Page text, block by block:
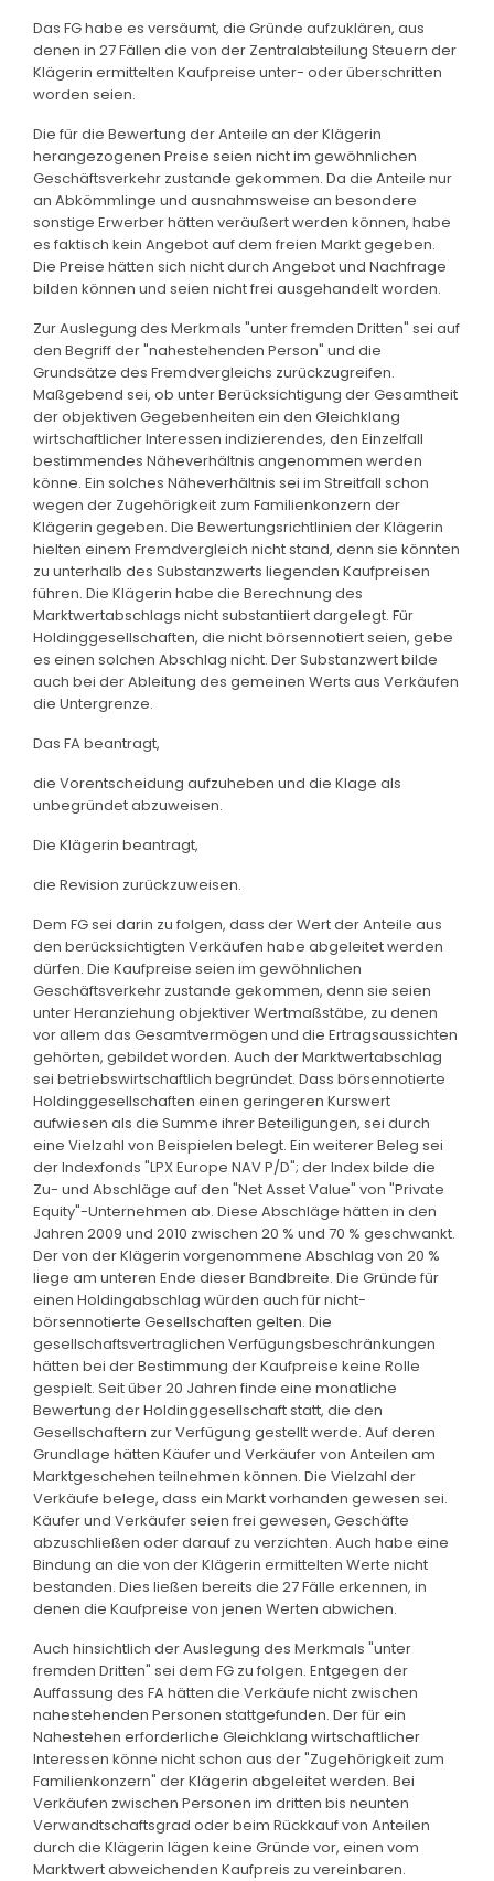
Das FG habe es versäumt, die Gründe aufzuklären, aus
denen in 27 Fällen die von der Zentralabteilung Steuern der
Klägerin ermittelten Kaufpreise unter- oder überschritten
worden seien.
Die für die Bewertung der Anteile an der Klägerin
herangezogenen Preise seien nicht im gewöhnlichen
Geschäftsverkehr zustande gekommen. Da die Anteile nur
an Abkömmlinge und ausnahmsweise an besondere
sonstige Erwerber hätten veräußert werden können, habe
es faktisch kein Angebot auf dem freien Markt gegeben.
Die Preise hätten sich nicht durch Angebot und Nachfrage
bilden können und seien nicht frei ausgehandelt worden.
Zur Auslegung des Merkmals "unter fremden Dritten" sei auf
den Begriff der "nahestehenden Person" und die
Grundsätze des Fremdvergleichs zurückzugreifen.
Maßgebend sei, ob unter Berücksichtigung der Gesamtheit
der objektiven Gegebenheiten ein den Gleichklang
wirtschaftlicher Interessen indizierendes, den Einzelfall
bestimmendes Näheverhältnis angenommen werden
könne. Ein solches Näheverhältnis sei im Streitfall schon
wegen der Zugehörigkeit zum Familienkonzern der
Klägerin gegeben. Die Bewertungsrichtlinien der Klägerin
hielten einem Fremdvergleich nicht stand, denn sie könnten
zu unterhalb des Substanzwerts liegenden Kaufpreisen
führen. Die Klägerin habe die Berechnung des
Marktwertabschlags nicht substantiiert dargelegt. Für
Holdinggesellschaften, die nicht börsennotiert seien, gebe
es einen solchen Abschlag nicht. Der Substanzwert bilde
auch bei der Ableitung des gemeinen Werts aus Verkäufen
die Untergrenze.
Das FA beantragt,
die Vorentscheidung aufzuheben und die Klage als
unbegründet abzuweisen.
Die Klägerin beantragt,
die Revision zurückzuweisen.
Dem FG sei darin zu folgen, dass der Wert der Anteile aus
den berücksichtigten Verkäufen habe abgeleitet werden
dürfen. Die Kaufpreise seien im gewöhnlichen
Geschäftsverkehr zustande gekommen, denn sie seien
unter Heranziehung objektiver Wertmaßstäbe, zu denen
vor allem das Gesamtvermögen und die Ertragsaussichten
gehörten, gebildet worden. Auch der Marktwertabschlag
sei betriebswirtschaftlich begründet. Dass börsennotierte
Holdinggesellschaften einen geringeren Kurswert
aufwiesen als die Summe ihrer Beteiligungen, sei durch
eine Vielzahl von Beispielen belegt. Ein weiterer Beleg sei
der Indexfonds "LPX Europe NAV P/D"; der Index bilde die
Zu- und Abschläge auf den "Net Asset Value" von "Private
Equity"-Unternehmen ab. Diese Abschläge hätten in den
Jahren 2009 und 2010 zwischen 20 % und 70 % geschwankt.
Der von der Klägerin vorgenommene Abschlag von 20 %
liege am unteren Ende dieser Bandbreite. Die Gründe für
einen Holdingabschlag würden auch für nicht-
börsennotierte Gesellschaften gelten. Die
gesellschaftsvertraglichen Verfügungsbeschränkungen
hätten bei der Bestimmung der Kaufpreise keine Rolle
gespielt. Seit über 20 Jahren finde eine monatliche
Bewertung der Holdinggesellschaft statt, die den
Gesellschaftern zur Verfügung gestellt werde. Auf deren
Grundlage hätten Käufer und Verkäufer von Anteilen am
Marktgeschehen teilnehmen können. Die Vielzahl der
Verkäufe belege, dass ein Markt vorhanden gewesen sei.
Käufer und Verkäufer seien frei gewesen, Geschäfte
abzuschließen oder darauf zu verzichten. Auch habe eine
Bindung an die von der Klägerin ermittelten Werte nicht
bestanden. Dies ließen bereits die 27 Fälle erkennen, in
denen die Kaufpreise von jenen Werten abwichen.
Auch hinsichtlich der Auslegung des Merkmals "unter
fremden Dritten" sei dem FG zu folgen. Entgegen der
Auffassung des FA hätten die Verkäufe nicht zwischen
nahestehenden Personen stattgefunden. Der für ein
Nahestehen erforderliche Gleichklang wirtschaftlicher
Interessen könne nicht schon aus der "Zugehörigkeit zum
Familienkonzern" der Klägerin abgeleitet werden. Bei
Verkäufen zwischen Personen im dritten bis neunten
Verwandtschaftsgrad oder beim Rückkauf von Anteilen
durch die Klägerin lägen keine Gründe vor, einen vom
Marktwert abweichenden Kaufpreis zu vereinbaren.